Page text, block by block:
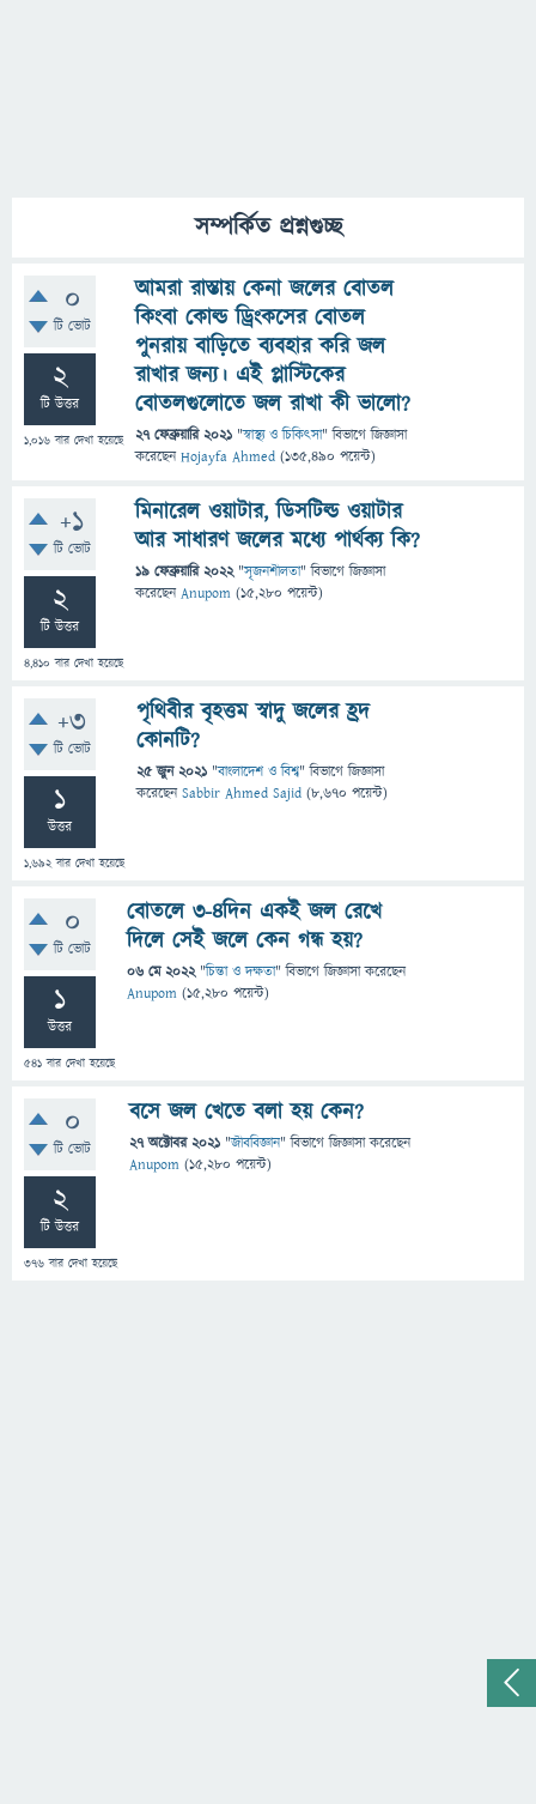
সম্পর্কিত প্রশ্নগুচ্ছ
0
টি ভোট
2
টি উত্তর
1,016 বার দেখা হয়েছে
আমরা রাস্তায় কেনা জলের বোতল
কিংবা কোল্ড ড্রিংকসের বোতল
পুনরায় বাড়িতে ব্যবহার করি জল
রাখার জন্য। এই প্লাস্টিকের
বোতলগুলোতে জল রাখা কী ভালো?
27 ফেব্রুয়ারি 2021 "স্বাস্থ্য ও চিকিৎসা" বিভাগে জিজ্ঞাসা
করেছেনHojayfa Ahmed (135,490 পয়েন্ট)
+1
টি ভোট
2
টি উত্তর
4,410 বার দেখা হয়েছে
মিনারেল ওয়াটার, ডিসটিল্ড ওয়াটার
আর সাধারণ জলের মধ্যে পার্থক্য কি?
19 ফেব্রুয়ারি 2022 "সৃজনশীলতা" বিভাগে জিজ্ঞাসা
করেছেনAnupom (15,280 পয়েন্ট)
+3
টি ভোট
1
উত্তর
1,692বার দেখা হয়েছে
পৃথিবীর বৃহত্তম স্বাদু জলের হ্রদ
কোনটি?
25 জুন 2021 "বাংলাদেশ ও বিশ্ব" বিভাগে জিজ্ঞাসা
করেছেনSabbir Ahmed Sajid (8,670 পয়েন্ট)
0
টি ভোট
1
উত্তর
541 বার দেখা হয়েছে
বোতলে ৩-৪দিন একই জল রেখে
দিলে সেই জলে কেন গন্ধ হয়?
06 মে 2022 "চিন্তা ও দক্ষতা" বিভাগে জিজ্ঞাসাকরেছেন
Anupom (15,280 পয়েন্ট)
0
টি ভোট
2
টি উত্তর
376 বার দেখা হয়েছে
বসে জল খেতে বলা হয় কেন?
27 অক্টোবর 2021 "জীববিজ্ঞান" বিভাগে জিজ্ঞাসাকরেছেন
Anupom (15,280 পয়েন্ট)